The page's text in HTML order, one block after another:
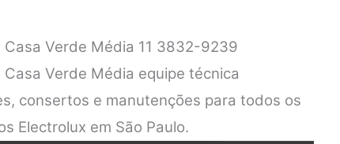
Verde Média 11 3832-9239
Verde Média equipe técnica
consertos e manutenções para todos os
Electrolux em São Paulo.